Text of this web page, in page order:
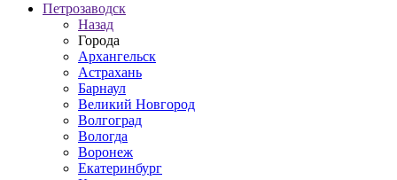
Петрозаводск
Назад
Города
Архангельск
Астрахань
Барнаул
Великий Новгород
Волгоград
Вологда
Воронеж
Екатеринбург